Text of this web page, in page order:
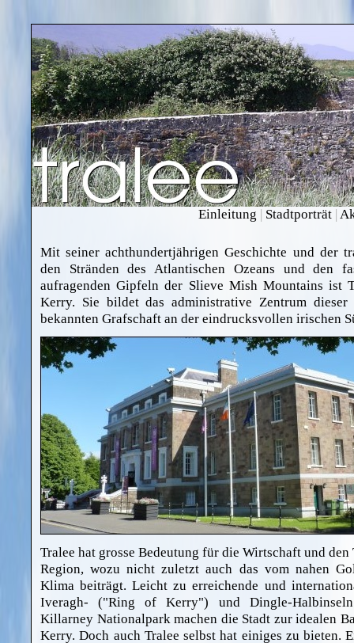
Einleitung | Stadtporträt |
Mit seiner achthundertjährigen Geschichte und der
den Stränden des Atlantischen Ozeans und den
aufragenden Gipfeln der Slieve Mish Mountains ist
Kerry. Sie bildet das administrative Zentrum
bekannten Grafschaft an der eindrucksvollen irischen
Tralee hat grosse Bedeutung für die Wirtschaft und den
Region, wozu nicht zuletzt auch das vom nahen
Klima beiträgt. Leicht zu erreichende und
Iveragh- ("Ring of Kerry") und Dingle-
Killarney Nationalpark machen die Stadt zur idealen
Kerry. Doch auch Tralee selbst hat einiges zu bieten.